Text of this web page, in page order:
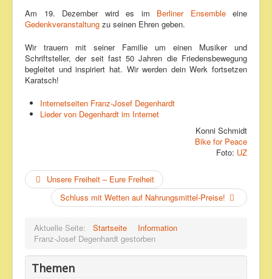
Am 19. Dezember wird es im Berliner Ensembleeine
Gedenkveranstaltung zu seinen Ehren geben.
Wir trauern mit seiner Familie um einen Musiker und
Schriftsteller, der seit fast 50 Jahren die Friedensbewegung
begleitet und inspiriert hat. Wir werden dein Werk fortsetzen
Karatsch!
Internetseiten Franz-Josef Degenhardt
Lieder von Degenhardt im Internet
Konni Schmidt
Bike for Peace
Foto: UZ
Unsere Freiheit – Eure Freiheit
Schluss mit Wetten auf Nahrungsmittel-Preise!
Aktuelle Seite: Startseite
Information
Franz-Josef Degenhardt gestorben
Themen